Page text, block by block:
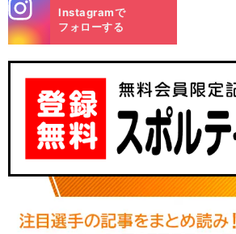
m
Instagramで
フォローする